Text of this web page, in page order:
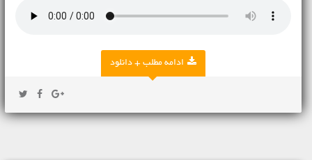
ادامه مطلب + دانلود